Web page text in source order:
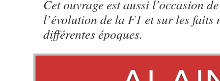
Cet ouvrage est aussi l’occasion
l’évolution de la F1 et sur les faits
différentes époques.